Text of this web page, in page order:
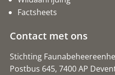
Factsheets
Contact met ons
Stichting
Postbus 645, 7400 AP